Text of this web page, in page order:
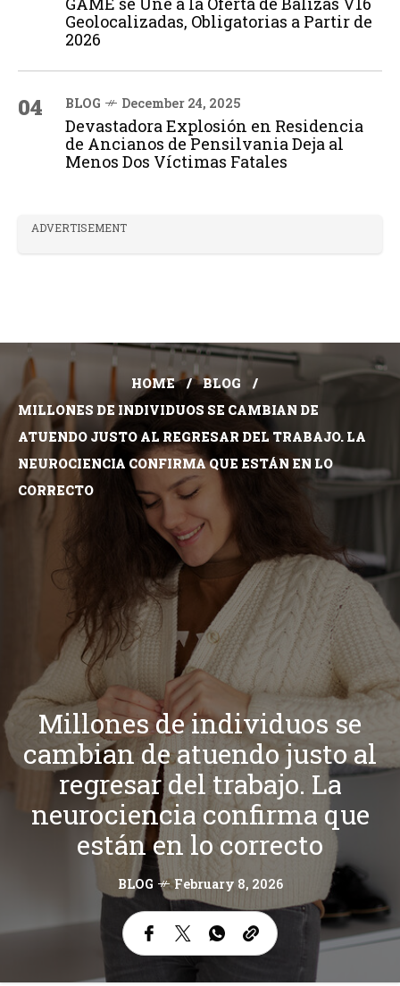
Geolocalizadas, Obligatorias a Partir de
2026
04 BLOG December 24, 2025
Devastadora Explosión en Residencia
de Ancianos de Pensilvania Deja al
Menos Dos Víctimas Fatales
ADVERTISEMENT
HOME
BLOG
MILLONES DE INDIVIDUOS SE CAMBIAN DE
ATUENDO JUSTO AL REGRESAR DEL TRABAJO. LA
NEUROCIENCIA CONFIRMA QUE ESTÁN EN LO
CORRECTO
Millones de individuos se
cambian de atuendo justo al
regresar del trabajo. La
neurociencia confirma que
están en lo correcto
BLOG February 8, 2026